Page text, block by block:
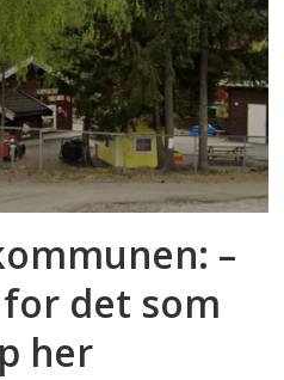
–
det som
her